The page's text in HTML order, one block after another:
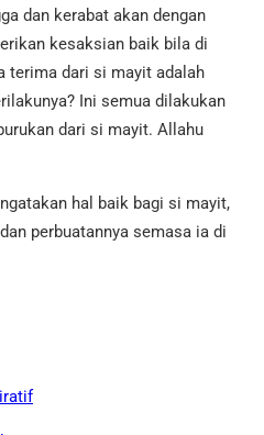
dan kerabat akan dengan
kesaksian baik bila di
terima dari si mayit adalah
Ini semua dilakukan
dari si mayit. Allahu
hal baik bagi si mayit,
perbuatannya semasa ia di